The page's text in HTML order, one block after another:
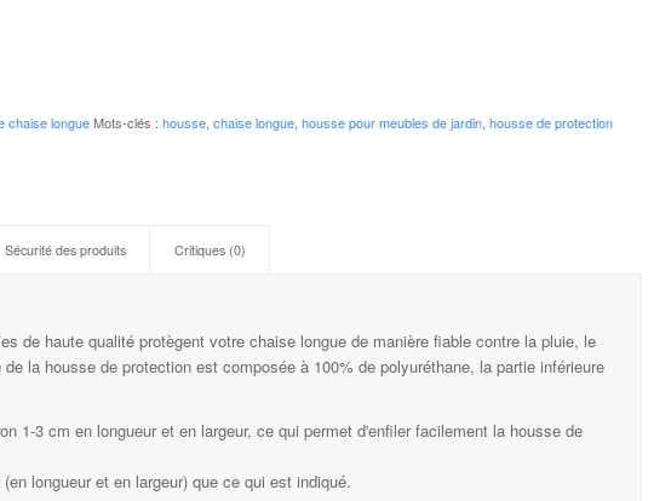
chaise longue Mots-clés : housse, chaise longue, housse pour meubles de jardin, housse de protection
Sécurité des produits Critiques (0)
de haute qualité protègent votre chaise longue de manière fiable contre la pluie, le
la housse de protection est composée à 100% de polyuréthane, la partie inférieure
1-3 cm en longueur et en largeur, ce qui permet d'enfiler facilement la housse de
longueur et en largeur) que ce qui est indiqué.